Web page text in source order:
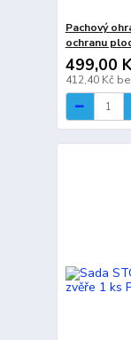
Pachový
ochranu
499,00
412,40 Kč